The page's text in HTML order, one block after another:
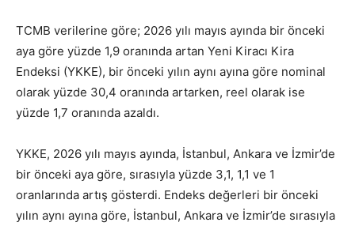
TCMB verilerine göre; 2026 yılı mayıs ayında bir önceki
aya göre yüzde 1,9 oranında artan Yeni Kiracı Kira
Endeksi (YKKE), bir önceki yılın aynı ayına göre nominal
olarak yüzde 30,4 oranında artarken, reel olarak ise
yüzde 1,7 oranında azaldı.
YKKE, 2026 yılı mayıs ayında, İstanbul, Ankara ve İzmir’de
bir önceki aya göre, sırasıyla yüzde 3,1, 1,1 ve 1
oranlarında artış gösterdi. Endeks değerleri bir önceki
yılın aynı ayına göre, İstanbul, Ankara ve İzmir’de sırasıyla